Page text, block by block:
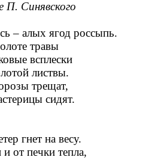
П. Синявского
алых ягод россыпь.
травы
всплески
листвы.
трещат,
сидят.
гнет на весу.
от печки тепла,